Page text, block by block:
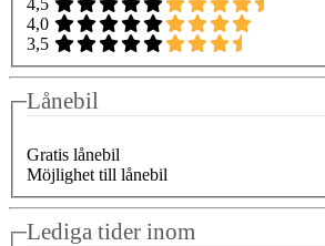
4,5
4,0
3,5
Lånebil
Gratis lånebil
Möjlighet till lånebil
Lediga tider inom